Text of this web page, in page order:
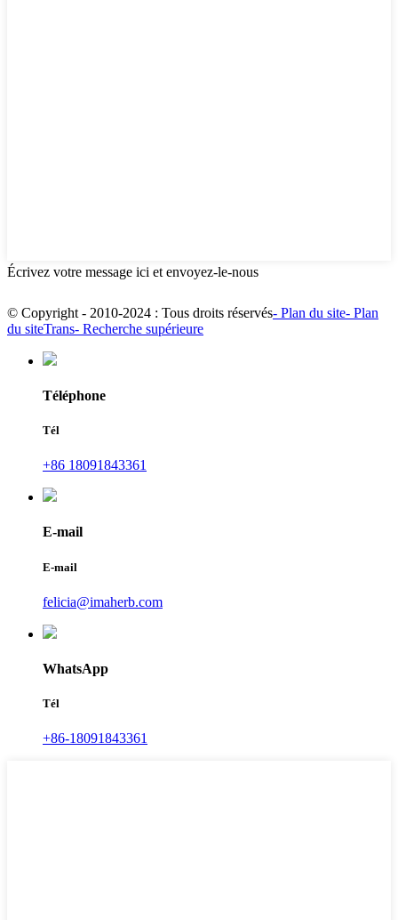
Écrivez votre message ici et envoyez-le-nous
© Copyright - 2010-2024 : Tous droits réservés- Plan du site- Plan
du siteTrans- Recherche supérieure
Téléphone
Tél
+86 18091843361
E-mail
E-mail
felicia@imaherb.com
WhatsApp
Tél
+86-18091843361